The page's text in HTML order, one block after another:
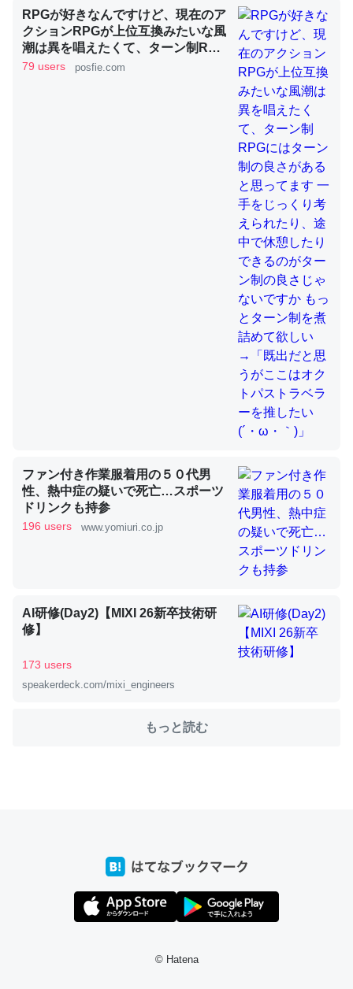
コオロギのカルシウム分はエビの600分の1程度。
─ニュース :: 【研究発表】昆虫学の大問題＝「昆虫はなぜ海にいな
いのか」に関する新仮説
論文では「淡水はカルシウムも酸素も不足してて両方に不
利だから両方が拮抗してるのでは」とあって面白い。海に
いる鋏角類（カブトガニ・ウミグモ）はカルシウムを使わ
ずキチンを強化してる筈だが、酵素が違うのか？
─ニュース :: 【研究発表】昆虫学の大問題＝「昆虫はなぜ海にいな
これを元に考えるとカルシウムを大量に使う脊椎動物と貝
類は苦労してるんだな…。腹足類だと殻を無くしてナメク
─ニュース :: 【研究発表】昆虫学の大問題＝「昆虫はなぜ海にいな
ウチもEchoを実家に置いて４年。でたまに覗いてる。ぼ
ちぼちRingも置こうかと画策中。あと、Googleマップで
位置情報を共有してる。電池残量や充電中かが分かるので
コミュニケーションが劇的に変化した｜tayorini by LIFULL介護
とかSpotifyを支払う孝行もできる。一生で親と会える残
私も3年前ぐらいに祖母の家に設置した。ポケットWifiみ
たいなのでネット環境作ったけどAlexaしか使わないので
https://toyoshi.hatenablog.com/entry/2019/05/15/1805
RPGが好きなんですけど、現在のア
クションRPGが上位互換みたいな風
潮は異を唱えたくて、ターン制RPG
にはターン制の良さがあると思って
79 users posfie.com
ファン付き作業服着用の５０代男
性、熱中症の疑いで死亡…スポーツ
ドリンクも持参
196 users www.yomiuri.co.jp
AI研修(Day2)【MIXI 26新卒技術研
修】
173 users
speakerdeck.com/mixi_engineers
もっと読む
© Hatena